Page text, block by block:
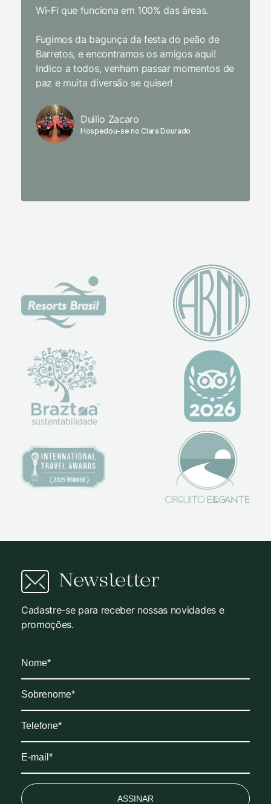
Wi-Fi que funciona em 100% das áreas.
Fugimos da bagunça da festa do peão de
Barretos, e encontramos os amigos aqui!
Indico a todos, venham passar momentos de
paz e muita diversão se quiser!
Duilio Zacaro
Hospedou-se no Clara Dourado
Newsletter
Cadastre-se para receber nossas novidades e
promoções.
ASSINAR